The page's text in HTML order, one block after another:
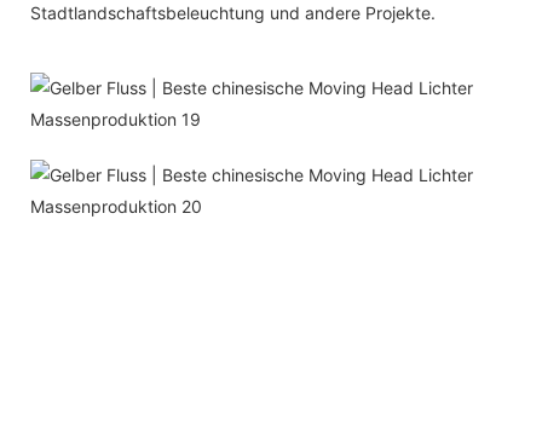
Stadtlandschaftsbeleuchtung und andere Projekte.